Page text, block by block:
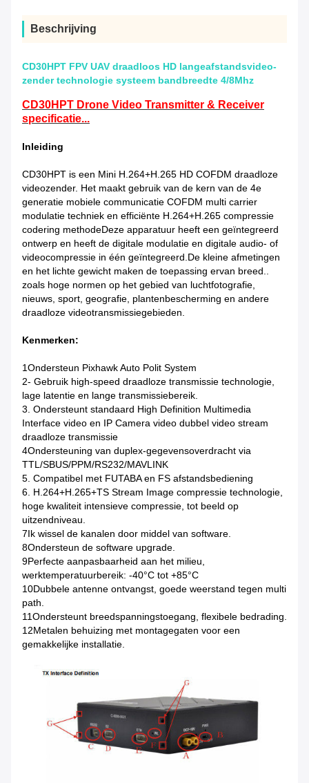
Beschrijving
CD30HPT FPV UAV draadloos HD langeafstandsvideo-
zender technologie systeem bandbreedte 4/8Mhz
CD30HPT Drone Video Transmitter & Receiver
specificatie...
Inleiding
CD30HPT is een Mini H.264+H.265 HD COFDM draadloze
videozender. Het maakt gebruik van de kern van de 4e
generatie mobiele communicatie COFDM multi carrier
modulatie techniek en efficiënte H.264+H.265 compressie
codering methodeDeze apparatuur heeft een geïntegreerd
ontwerp en heeft de digitale modulatie en digitale audio- of
videocompressie in één geïntegreerd.De kleine afmetingen
en het lichte gewicht maken de toepassing ervan breed..
zoals hoge normen op het gebied van luchtfotografie,
nieuws, sport, geografie, plantenbescherming en andere
draadloze videotransmissiegebieden.
Kenmerken:
1Ondersteun Pixhawk Auto Polit System
2- Gebruik high-speed draadloze transmissie technologie,
lage latentie en lange transmissiebereik.
3. Ondersteunt standaard High Definition Multimedia
Interface video en IP Camera video dubbel video stream
draadloze transmissie
4Ondersteuning van duplex-gegevensoverdracht via
TTL/SBUS/PPM/RS232/MAVLINK
5. Compatibel met FUTABA en FS afstandsbediening
6. H.264+H.265+TS Stream Image compressie technologie,
hoge kwaliteit intensieve compressie, tot beeld op
uitzendniveau.
7Ik wissel de kanalen door middel van software.
8Ondersteun de software upgrade.
9Perfecte aanpasbaarheid aan het milieu,
werktemperatuurbereik: -40°C tot +85°C
10Dubbele antenne ontvangst, goede weerstand tegen multi
path.
11Ondersteunt breedspanningstoegang, flexibele bedrading.
12Metalen behuizing met montagegaten voor een
gemakkelijke installatie.